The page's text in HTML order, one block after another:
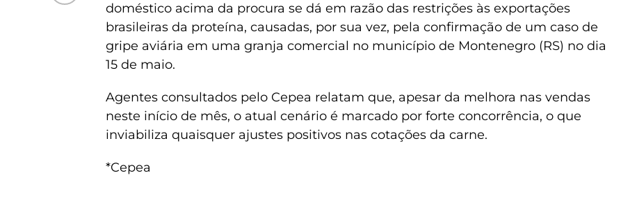
doméstico acima da procura se dá em razão das restrições às exportações
brasileiras da proteína, causadas, por sua vez, pela confirmação de um caso de
gripe aviária em uma granja comercial no município de Montenegro (RS) no dia
15 de maio.
Agentes consultados pelo Cepea relatam que, apesar da melhora nas vendas
neste início de mês, o atual cenário é marcado por forte concorrência, o que
inviabiliza quaisquer ajustes positivos nas cotações da carne.
*Cepea